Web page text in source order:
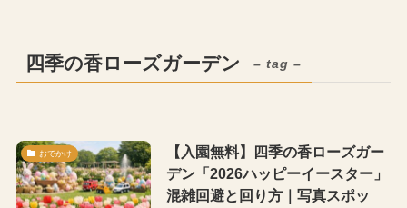
四季の香ローズガーデン – tag –
おでかけ
【入園無料】四季の香ローズガー
デン「2026ハッピーイースター」
混雑回避と回り方｜写真スポッ